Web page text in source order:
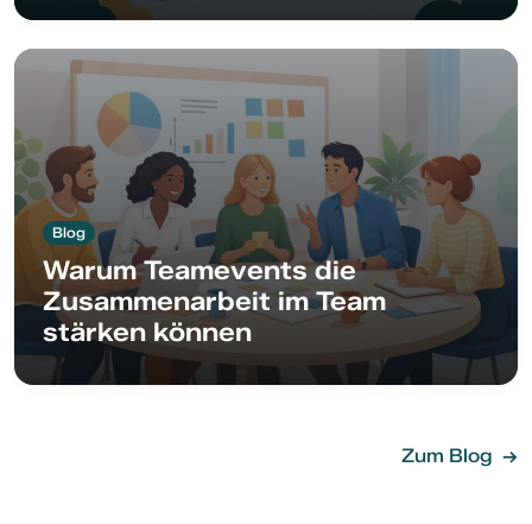
Blog
Warum Teamevents die
Zusammenarbeit im Team
stärken können
Zum Blog